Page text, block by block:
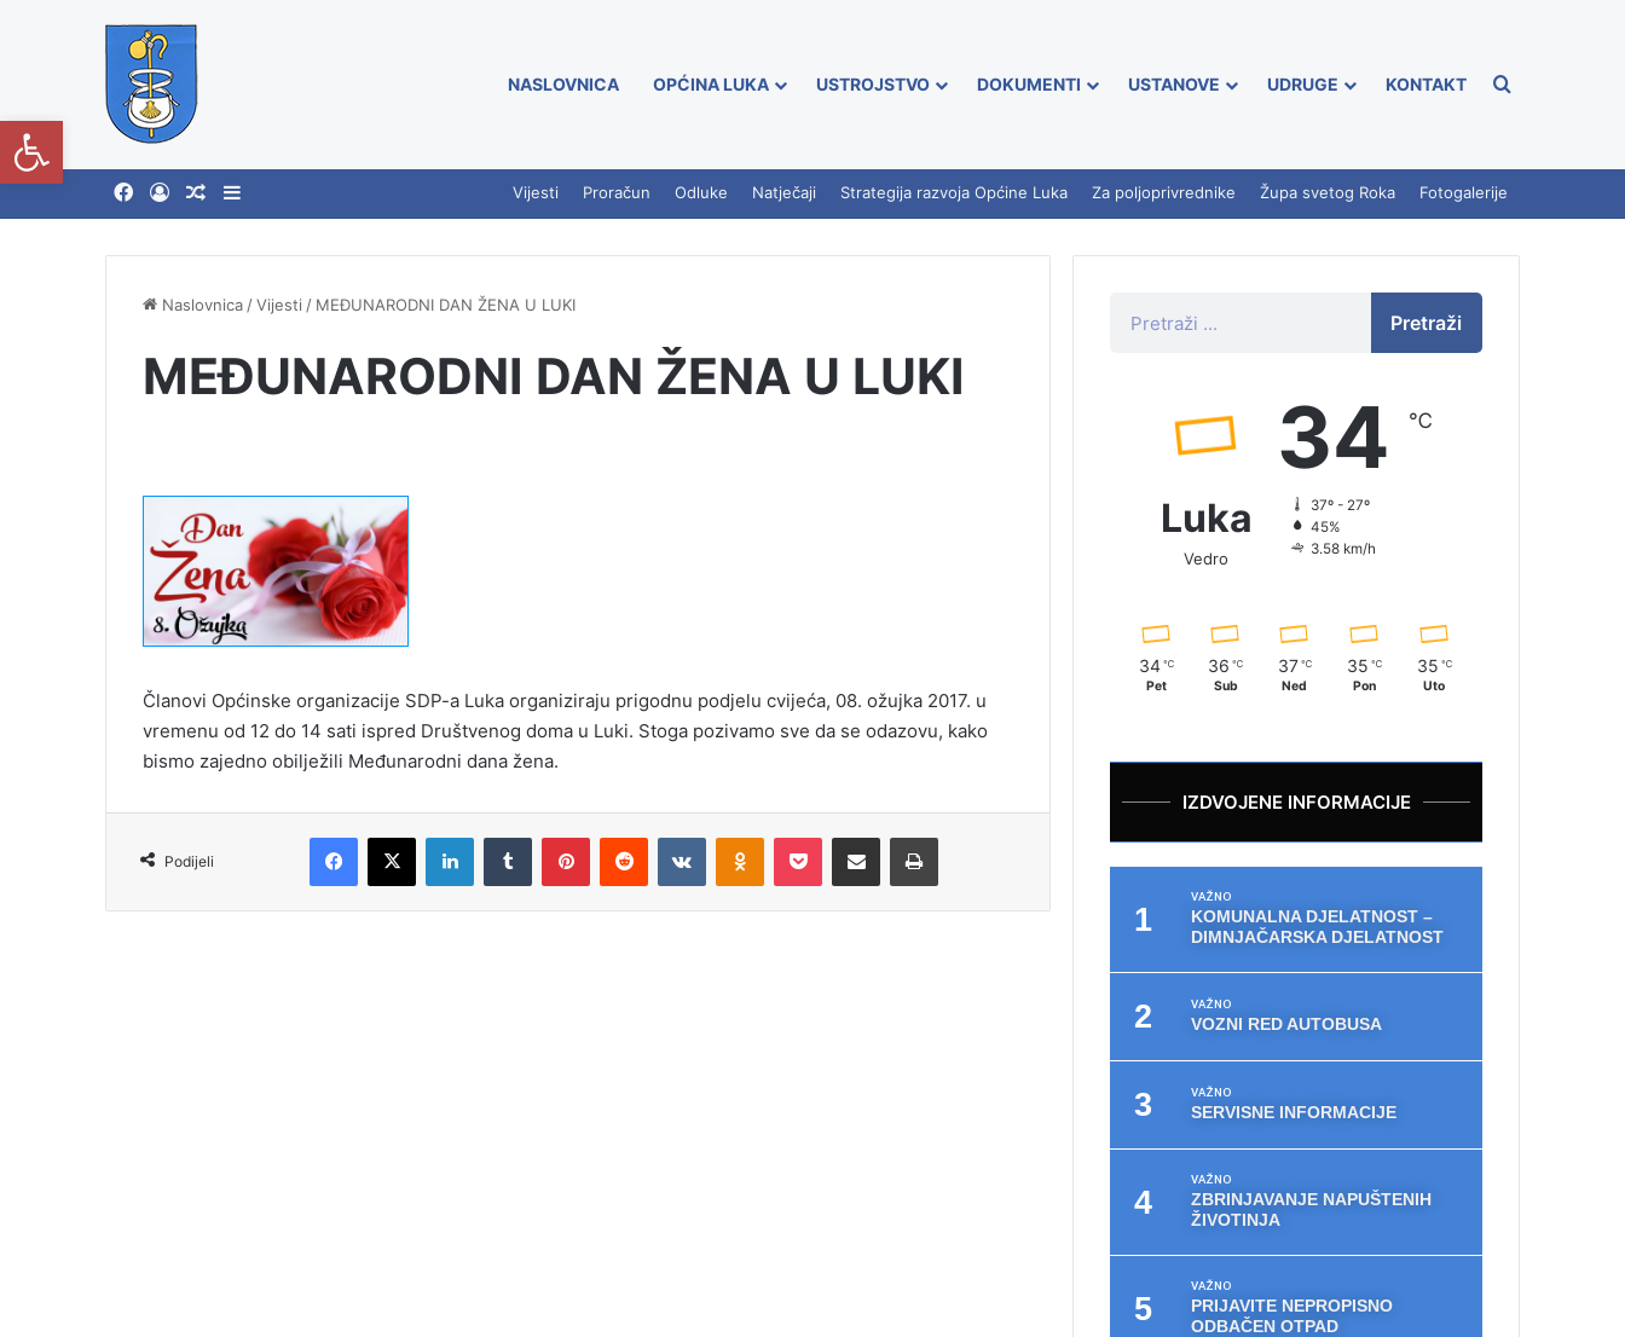
NASLOVNICA OPĆINA LUKA USTROJSTVO DOKUMENTI USTANOVE UDRUGE KONTAKT
Vijesti Proračun Odluke Natječaji Strategija razvoja Općine Luka Za poljoprivrednike Župa svetog Roka Fotogalerije
Naslovnica /Vijesti / MEĐUNARODNI DAN ŽENA U LUKI
MEĐUNARODNI DAN ŽENA U LUKI
Članovi Općinske organizacije SDP-a Luka organiziraju prigodnu podjelu cvijeća, 08. ožujka 2017. u
vremenu od 12 do 14 sati ispred Društvenog doma u Luki. Stoga pozivamo sve da se odazovu, kako
bismo zajedno obilježili Međunarodni dana žena.
Podijeli
Pretraži
Luka
Vedro
34 ℃
37º - 27º
45%
3.58 km/h
34 ℃
Pet
36 ℃
Sub
37 ℃
Ned
35 ℃
Pon
35 ℃
Uto
IZDVOJENE INFORMACIJE
VAŽNO
KOMUNALNA DJELATNOST –
DIMNJAČARSKA DJELATNOST
VAŽNO
VOZNI RED AUTOBUSA
VAŽNO
SERVISNE INFORMACIJE
VAŽNO
ZBRINJAVANJE NAPUŠTENIH
ŽIVOTINJA
VAŽNO
PRIJAVITE NEPROPISNO
ODBAČEN OTPAD
Open toolbar